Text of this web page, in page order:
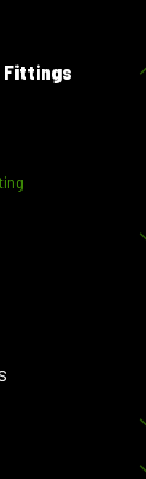
Fittings